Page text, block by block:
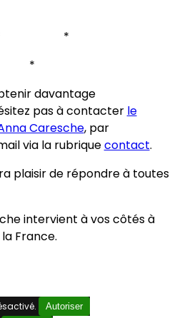
*
*
davantage
pas à contacter le
Caresche, par
via la rubriquecontact.
plaisir de répondre à toutes
intervient à vos côtés à
France.
Autoriser